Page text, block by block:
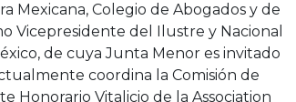
Mexicana, Colegio de Abogados y de
Vicepresidente del Ilustre y Nacional
de cuya Junta Menor es invitado
coordina la Comisión de
Honorario Vitalicio de la Association